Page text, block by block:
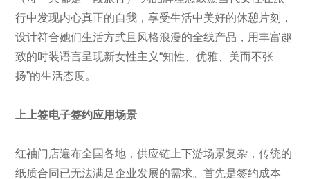
行中发现内心真正的自我，享受生活中美好的休憩片刻，
设计符合她们生活方式且风格浪漫的全线产品，用丰富趣
致的时装语言呈现新女性主义“知性、优雅、美而不张
扬”的生活态度。
上上签电子签约应用场景
红袖门店遍布全国各地，供应链上下游场景复杂，传统的
纸质合同已无法满足企业发展的需求。首先是签约成本